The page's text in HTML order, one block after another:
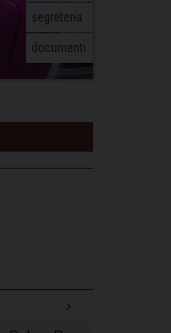
segreteria
documenti
›